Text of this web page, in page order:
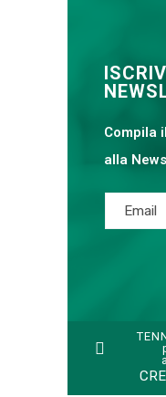
Compila
alla